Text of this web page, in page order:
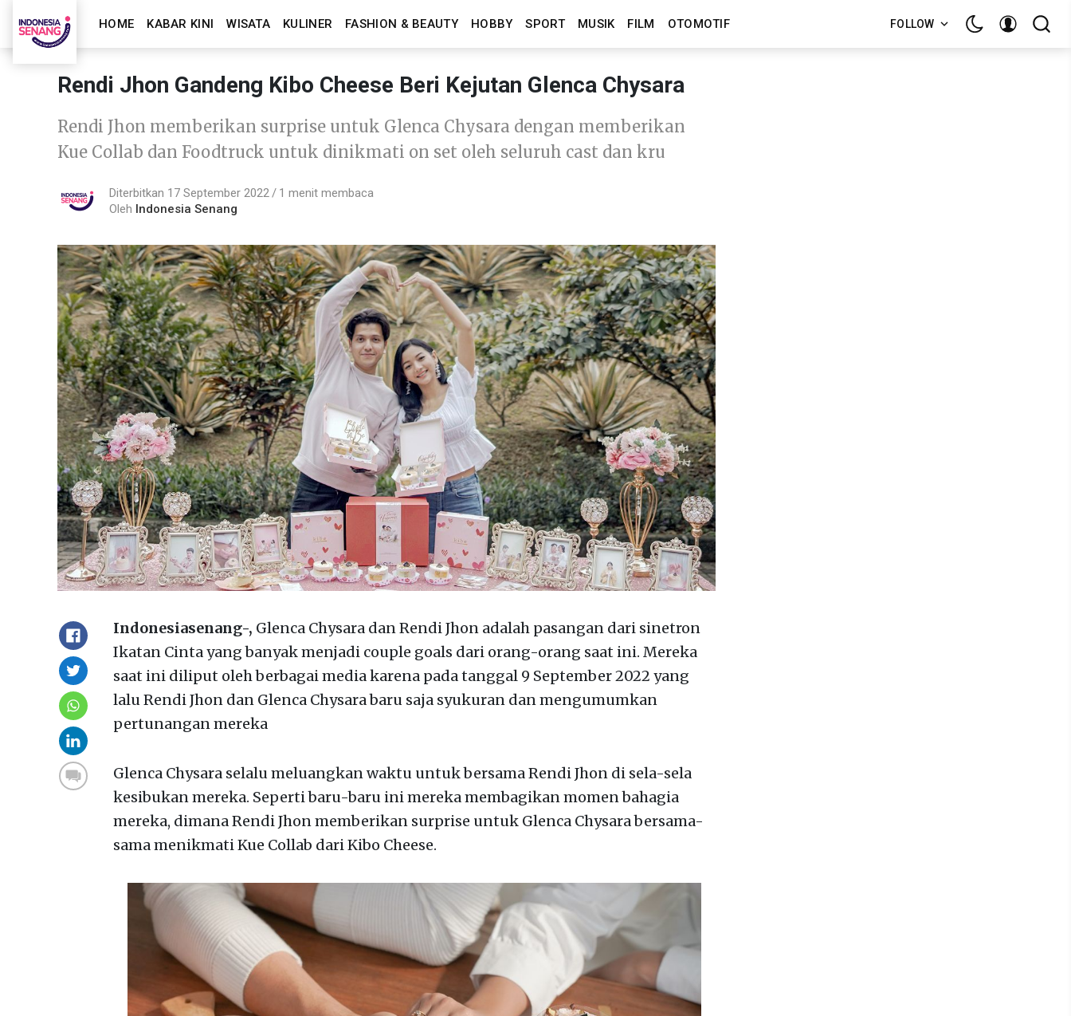
HOME KABAR KINI WISATA KULINER FASHION & BEAUTY HOBBY SPORT MUSIK FILM OTOMOTIF FOLLOW
Rendi Jhon Gandeng Kibo Cheese Beri Kejutan Glenca Chysara
Rendi Jhon memberikan surprise untuk Glenca Chysara dengan memberikan
Kue Collab dan Foodtruck untuk dinikmati on set oleh seluruh cast dan kru
Diterbitkan 17 September 2022
1 menit membaca
Oleh Indonesia Senang
Indonesiasenang-, Glenca Chysara dan Rendi Jhon adalah pasangan dari sinetron
Ikatan Cinta yang banyak menjadi couple goals dari orang-orang saat ini. Mereka
saat ini diliput oleh berbagai media karena pada tanggal 9 September 2022 yang
lalu Rendi Jhon dan Glenca Chysara baru saja syukuran dan mengumumkan
pertunangan mereka
Glenca Chysara selalu meluangkan waktu untuk bersama Rendi Jhon di sela-sela
kesibukan mereka. Seperti baru-baru ini mereka membagikan momen bahagia
mereka, dimana Rendi Jhon memberikan surprise untuk Glenca Chysara bersama-
sama menikmati Kue Collab dari Kibo Cheese.